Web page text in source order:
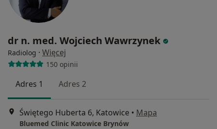
dr n. med. Wojciech Wawrzynek
Radiolog · Więcej
150 opinii
Adres 1 Adres 2
Świętego Huberta 6, Katowice • Mapa
Bluemed Clinic Katowice Brynów